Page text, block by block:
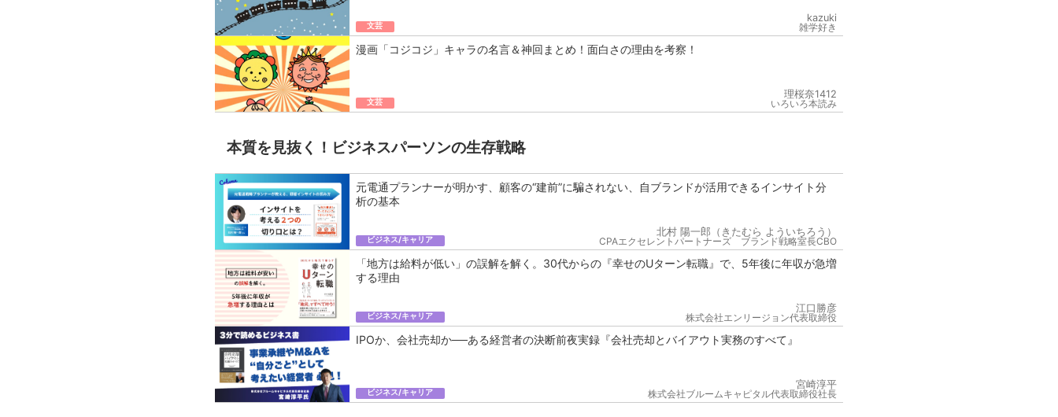
文芸
kazuki
雑学好き
漫画「コジコジ」キャラの名言＆神回まとめ！面白さの理由を考察！
文芸
理桜奈1412
いろいろ本読み
本質を見抜く！ビジネスパーソンの生存戦略
元電通プランナーが明かす、顧客の“建前”に騙されない、自ブランドが活用できるインサイト分
析の基本
ビジネス/キャリア
北村 陽一郎（きたむら よういちろう）
CPAエクセレントパートナーズ ブランド戦略室長CBO
「地方は給料が低い」の誤解を解く。30代からの『幸せのUターン転職』で、5年後に年収が急増
する理由
ビジネス/キャリア
江口勝彦
株式会社エンリージョン代表取締役
IPOか、会社売却か──ある経営者の決断前夜実録『会社売却とバイアウト実務のすべて』
ビジネス/キャリア
宮崎淳平
株式会社ブルームキャピタル代表取締役社長